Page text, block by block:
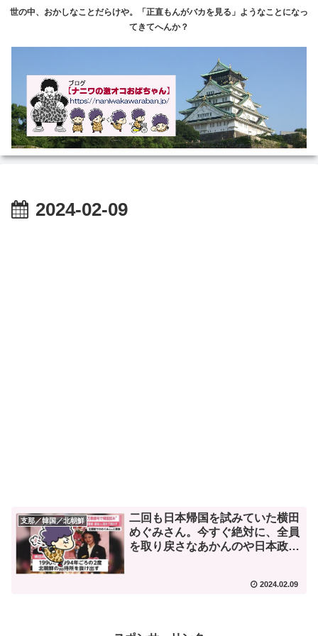
世の中、おかしなことだらけや。「正直もんがバカを見る」ようなことになっ
てきてへんか？
2024-02-09
支那／韓国／北朝鮮
二回も日本帰国を試みていた横田
めぐみさん。今すぐ絶対に、全員
を取り戻さなあかんのや日本政
2024.02.09